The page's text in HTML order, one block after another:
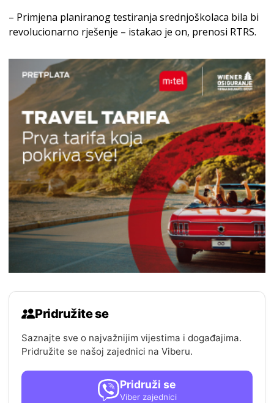
– Primjena planiranog testiranja srednjoškolaca bila bi
revolucionarno rješenje – istakao je on, prenosi RTRS.
Pridružite se
Saznajte sve o najvažnijim vijestima i događajima.
Pridružite se našoj zajednici na Viberu.
Pridruži se
Viber zajednici